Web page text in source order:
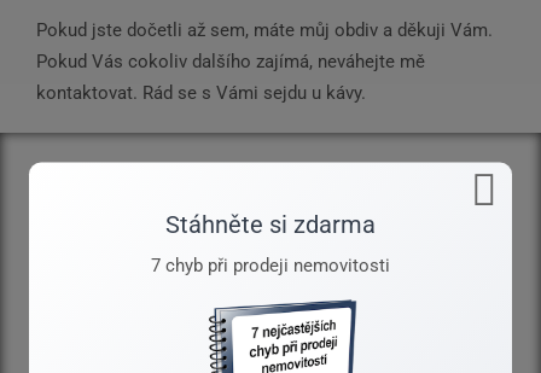
Pokud jste dočetli až sem, máte můj obdiv a děkuji Vám.
Pokud Vás cokoliv dalšího zajímá, neváhejte mě
kontaktovat. Rád se s Vámi sejdu u kávy.
10
Stáhněte si zdarma
7 chyb při prodeji nemovitosti